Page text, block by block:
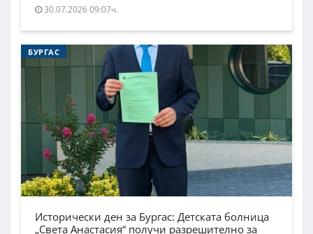
30.07.2026 09:07ч.
БУРГАС
Исторически ден за Бургас: Детската болница
„Света Анастасия“ получи разрешително за